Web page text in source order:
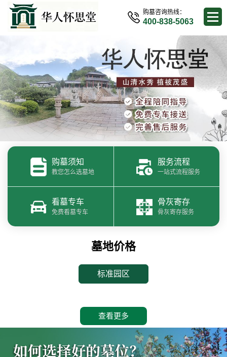
购墓咨询热线：
400-838-5063
购墓须知
教您怎么选墓地
服务流程
一站式流程服务
看墓专车
免费看墓专车
骨灰寄存
骨灰寄存服务
墓地价格
标准园区
查看更多